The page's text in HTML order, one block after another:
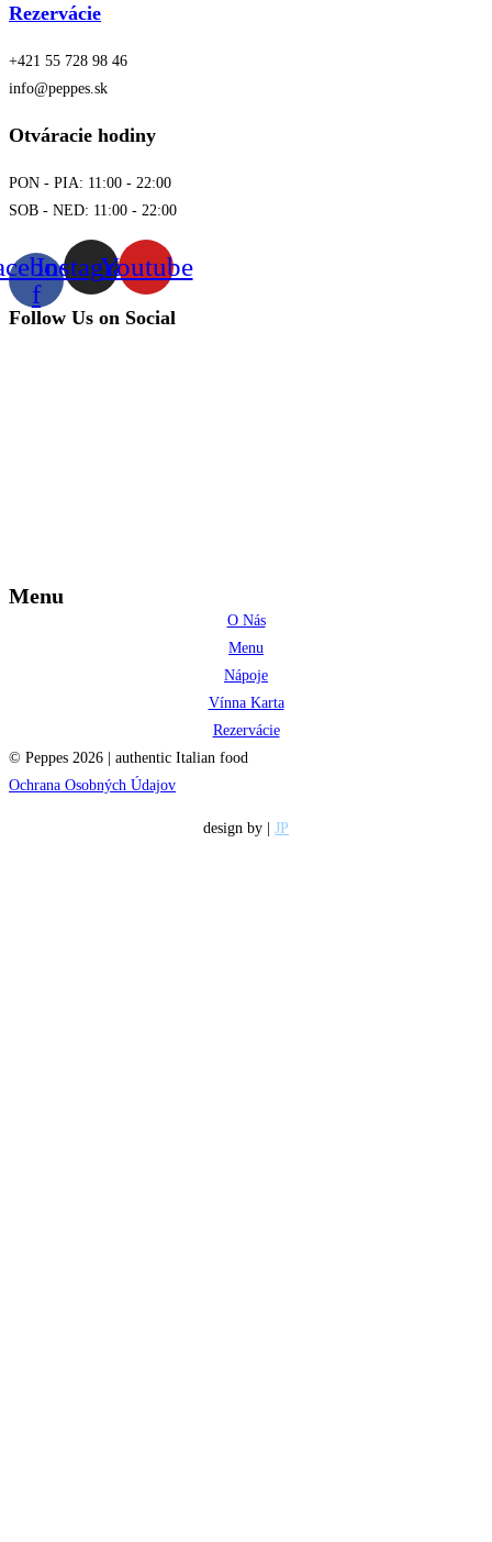
Rezervácie
+421 55 728 98 46
info@peppes.sk
Otváracie hodiny
PON - PIA: 11:00 - 22:00
SOB - NED: 11:00 - 22:00
f
InstagramYoutube
Follow Us on Social
Menu
O Nás
Menu
Nápoje
Vínna Karta
Rezervácie
© Peppes 2026 | authentic Italian food
Ochrana Osobných Údajov
design by | JP